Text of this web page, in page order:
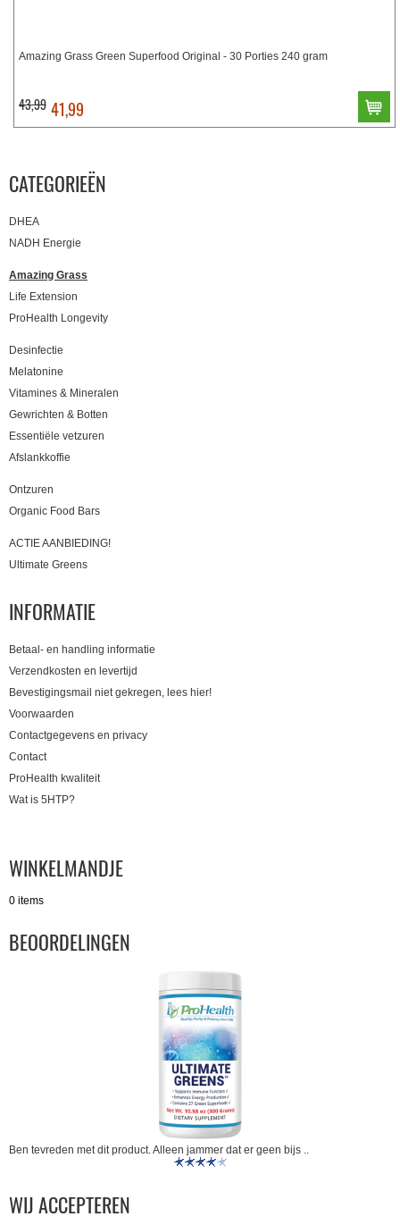
CATEGORIEËN
DHEA
NADH Energie
Amazing Grass
Life Extension
ProHealth Longevity
Desinfectie
Melatonine
Vitamines & Mineralen
Gewrichten & Botten
Essentiële vetzuren
Afslankkoffie
Ontzuren
Organic Food Bars
ACTIE AANBIEDING!
Ultimate Greens
INFORMATIE
Betaal- en handling informatie
Verzendkosten en levertijd
Bevestigingsmail niet gekregen, lees hier!
Voorwaarden
Contactgegevens en privacy
Contact
ProHealth kwaliteit
Wat is 5HTP?
Amazing Grass Green Superfood Original - 30 Porties 240 gram
43,99 41,99
WINKELMANDJE
0 items
BEOORDELINGEN
Ben tevreden met dit product. Alleen jammer dat er geen bijs ..
WIJ ACCEPTEREN